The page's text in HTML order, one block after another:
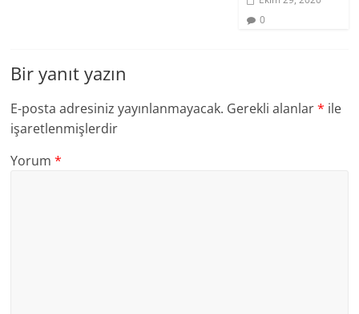
0
Bir yanıt yazın
E-posta adresiniz yayınlanmayacak. Gerekli alanlar* ile
işaretlenmişlerdir
Yorum*